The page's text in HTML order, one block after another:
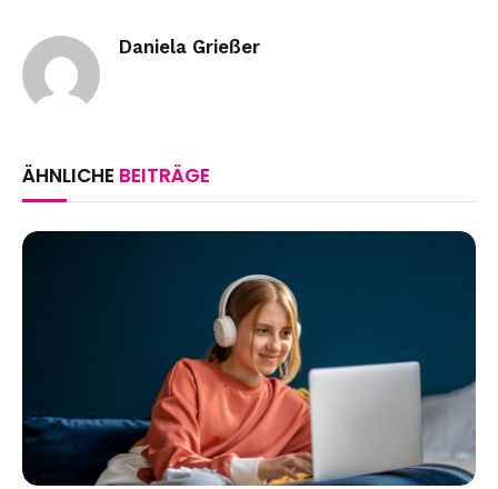
Daniela Grießer
ÄHNLICHE BEITRÄGE